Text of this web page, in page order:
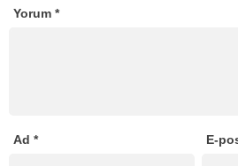
Yorum *
Ad * E-